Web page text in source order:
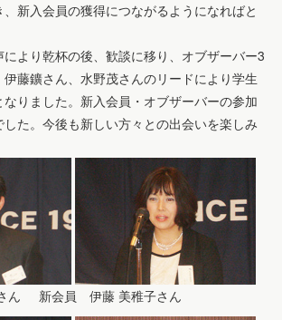
新入会員の獲得につながるようになればと
より乾杯の後、歓談に移り、オブザーバー3
藤鑛さん、水野茂さんのリードにより学生
りました。新入会員・オブザーバーの参加
た。今後も新しい方々との出会いを楽しみ
ん 新会員 伊藤 美稚子さん